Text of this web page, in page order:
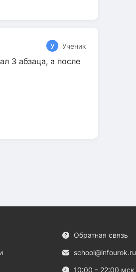
У Ученик
3 абзаца, а после
Обратная связь
school@infourok.ru
10:00 – 22:00 мск